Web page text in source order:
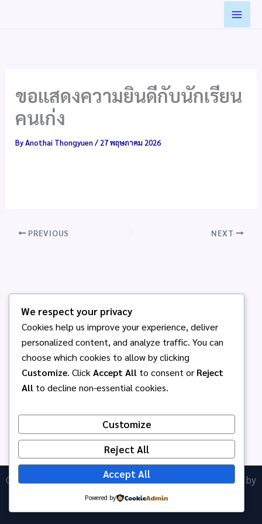
ขอแสดงความยินดีกับนักเรียน
คนเก่ง
ByAnothai Thongyuen/ 27 พฤษภาคม 2026
PREVIOUS NEXT
Copyright © 2026 โรงเรียนอนุบาลพนัสศึกษาลัย | Powered by
ICT AnubanphanatAstra WordPress Theme
We respect your privacy
Cookies help us improve your experience, deliver
personalized content, and analyze traffic. You can
choose which cookies to allow by clicking
Customize. ClickAccept All to consent or Reject
All to decline non-essential cookies.
Customize
Reject All
Accept All
Powered by